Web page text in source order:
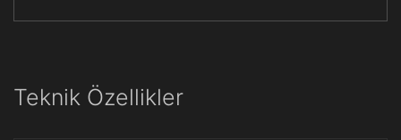
Teknik Özellikler